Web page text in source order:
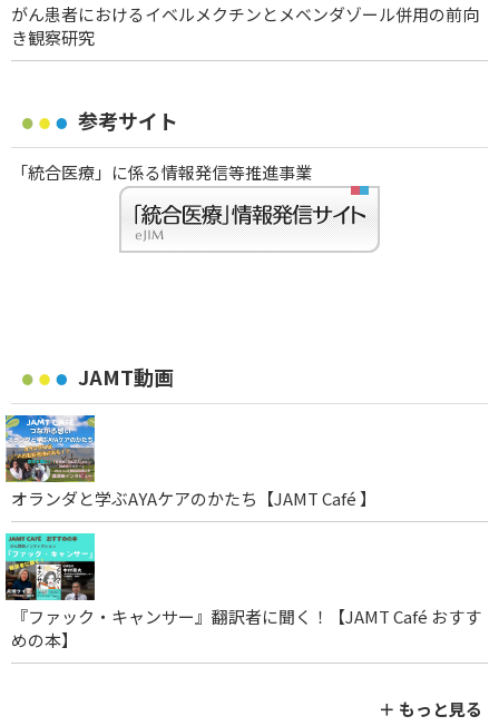
がん患者におけるイベルメクチンとメベンダゾール併用の前向
き観察研究
参考サイト
「統合医療」に係る情報発信等推進事業
JAMT動画
オランダと学ぶAYAケアのかたち【JAMT Café 】
『ファック・キャンサー』翻訳者に聞く！【JAMT Café おすす
めの本】
＋ もっと見る